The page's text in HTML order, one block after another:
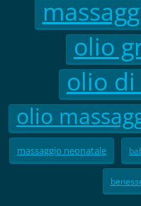
olio
olio
olio
massaggio neonatale